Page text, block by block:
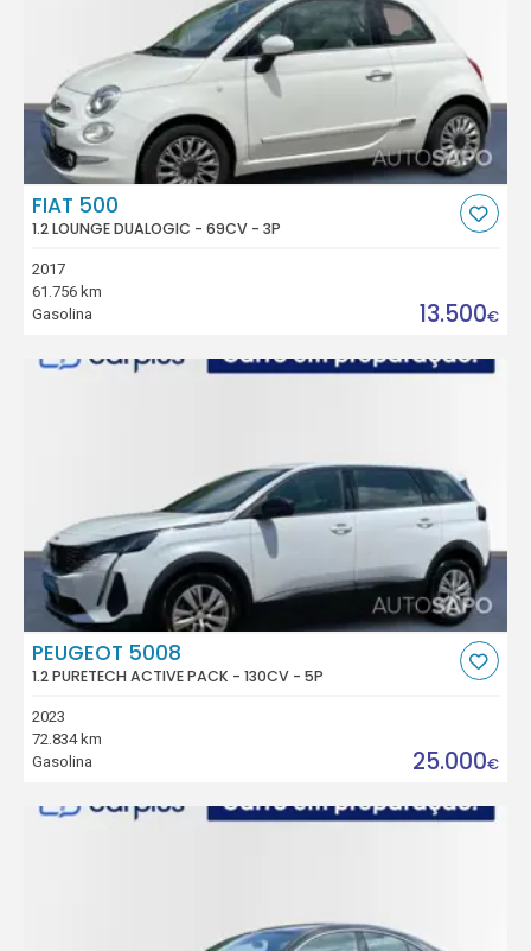
FIAT 500
1.2 LOUNGE DUALOGIC - 69CV - 3P
2017
61.756 km
Gasolina
13.500€
PEUGEOT 5008
1.2 PURETECH ACTIVE PACK - 130CV - 5P
2023
72.834 km
Gasolina
25.000€